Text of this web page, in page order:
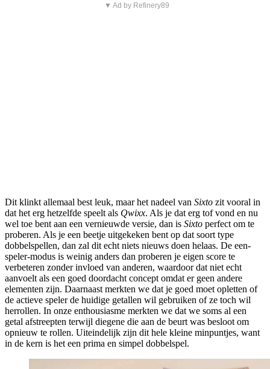
▼ Ad by Refinery89
Dit klinkt allemaal best leuk, maar het nadeel van Sixto zit vooral in
dat het erg hetzelfde speelt als Qwixx. Als je dat erg tof vond en nu
wel toe bent aan een vernieuwde versie, dan is Sixto perfect om te
proberen. Als je een beetje uitgekeken bent op dat soort type
dobbelspellen, dan zal dit echt niets nieuws doen helaas. De een-
speler-modus is weinig anders dan proberen je eigen score te
verbeteren zonder invloed van anderen, waardoor dat niet echt
aanvoelt als een goed doordacht concept omdat er geen andere
elementen zijn. Daarnaast merkten we dat je goed moet opletten of
de actieve speler de huidige getallen wil gebruiken of ze toch wil
herrollen. In onze enthousiasme merkten we dat we soms al een
getal afstreepten terwijl diegene die aan de beurt was besloot om
opnieuw te rollen. Uiteindelijk zijn dit hele kleine minpuntjes, want
in de kern is het een prima en simpel dobbelspel.